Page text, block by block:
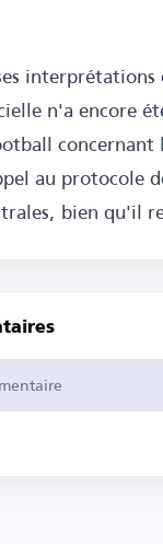
n'a encore
au protocole
bien qu'il